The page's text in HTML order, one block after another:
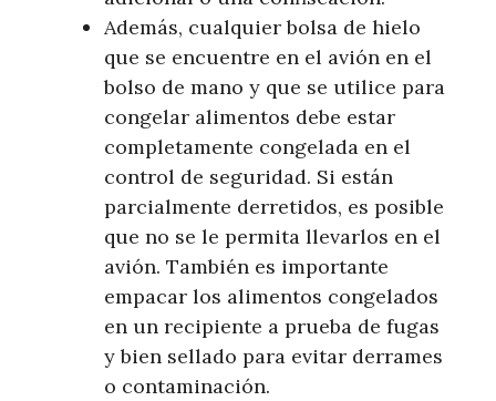
Además, cualquier bolsa de hielo
que se encuentre en el avión en el
bolso de mano y que se utilice para
congelar alimentos debe estar
completamente congelada en el
control de seguridad. Si están
parcialmente derretidos, es posible
que no se le permita llevarlos en el
avión. También es importante
empacar los alimentos congelados
en un recipiente a prueba de fugas
y bien sellado para evitar derrames
o contaminación.